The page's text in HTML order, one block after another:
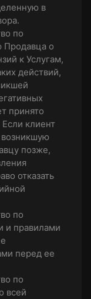
в
по
Продавца о
к Услугам,
действий,
принято
клиент
позже,
отказать
по
и правилами
перед ее
по
всей